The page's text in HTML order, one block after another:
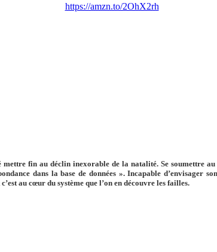
https://amzn.to/2OhX2rh
fin au déclin inexorable de la natalité. Se soumettre
dans la base de données ». Incapable d’envisager
au cœur du système que l’on en découvre les failles.